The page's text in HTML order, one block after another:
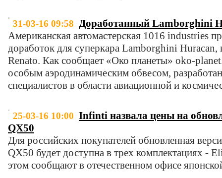
31-03-16 09:58 Доработанный Lamborghini
Американская автомастерская 1016 industries
доработок для суперкара Lamborghini
Renato. Как сообщает «Око планеты» oko-
особым аэродинамическим обвесом,
специалистов в области авиационной и
25-03-16 10:00 Infinti назвала цены на
QX50
Для российских покупателей обновленная
QX50 будет доступна в трех комплектациях -
этом сообщают в отечественном офисе